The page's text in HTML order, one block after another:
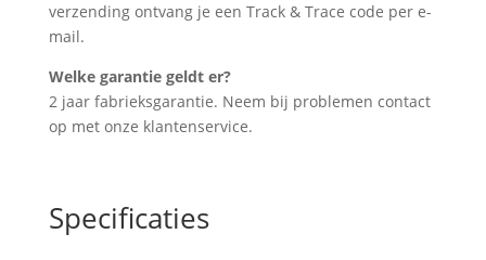
verzending ontvang je een Track & Trace code per e-
mail.
Welke garantie geldt er?
2 jaar fabrieksgarantie. Neem bij problemen contact
op met onze klantenservice.
Specificaties